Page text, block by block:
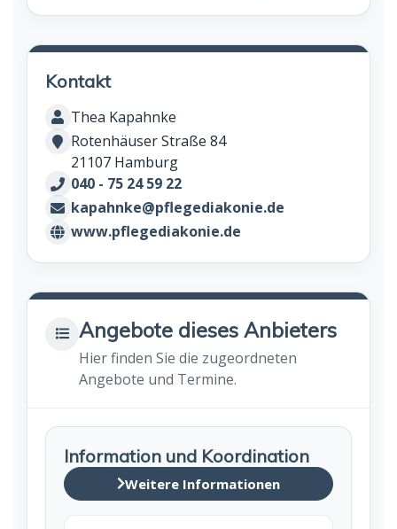
Kontakt
Thea Kapahnke
Rotenhäuser Straße 84
21107 Hamburg
040 - 75 24 59 22
kapahnke@pflegediakonie.de
www.pflegediakonie.de
Angebote dieses Anbieters
Hier finden Sie die zugeordneten
Angebote und Termine.
Information und Koordination
Weitere Informationen